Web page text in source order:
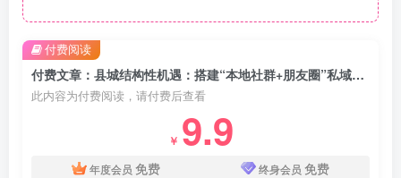
付费文章：县城结构性机遇：搭建“本地社群+朋友圈”私域变现模式，稳定获取副业收入
此内容为付费阅读，请付费后查看
￥ 9.9
年度会员 免费 终身会员 免费
付费阅读